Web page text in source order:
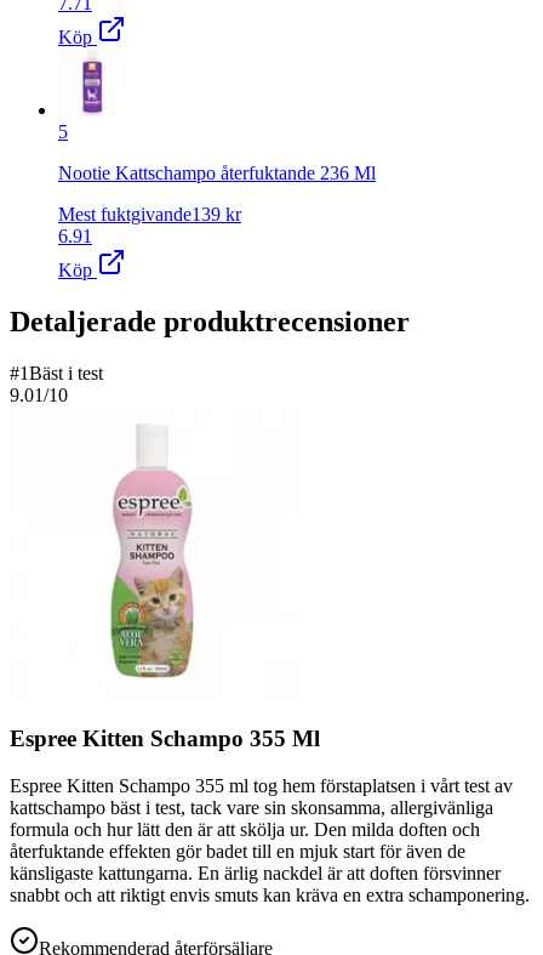
Köp
5
Nootie Kattschampo återfuktande 236 Ml
Mest fuktgivande139 kr
6.91
Köp
Detaljerade produktrecensioner
#1Bäst i test
9.01/10
Espree Kitten Schampo 355 Ml
Espree Kitten Schampo 355 ml tog hem förstaplatsen i vårt test av
kattschampo bäst i test, tack vare sin skonsamma, allergivänliga
formula och hur lätt den är att skölja ur. Den milda doften och
återfuktande effekten gör badet till en mjuk start för även de
känsligaste kattungarna. En ärlig nackdel är att doften försvinner
snabbt och att riktigt envis smuts kan kräva en extra schamponering.
Rekommenderad återförsäljare